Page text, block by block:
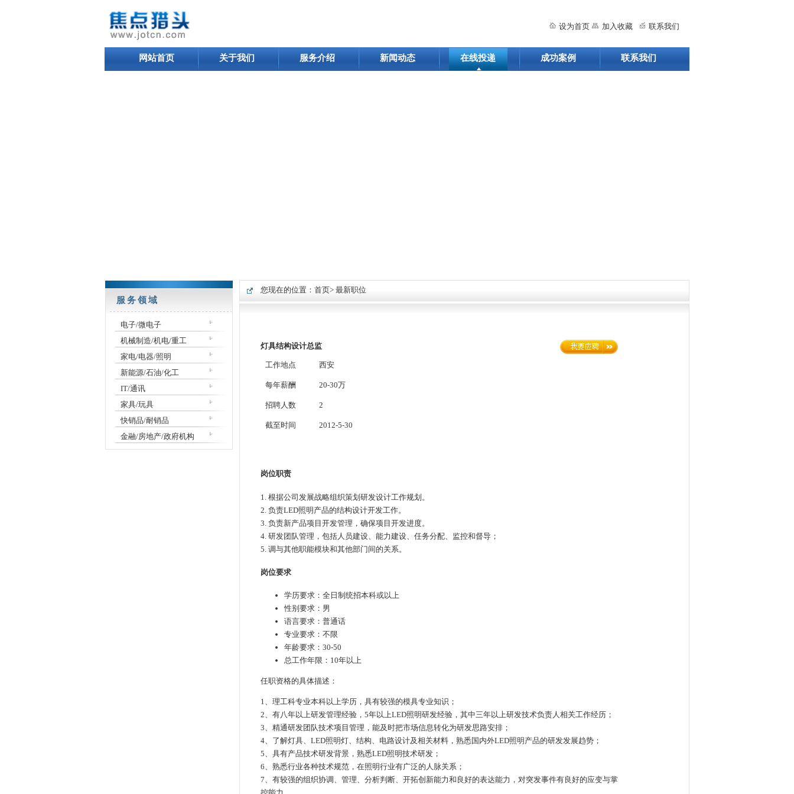
设为首页 加入收藏 联系我们
网站首页 关于我们 服务介绍 新闻动态 在线投递 成功案例 联系我们
服务领域
电子/微电子
机械制造/机电/重工
家电/电器/照明
新能源/石油/化工
IT/通讯
家具/玩具
快销品/耐销品
金融/房地产/政府机构
您现在的位置： 首页> 最新职位
灯具结构设计总监
工作地点 西安
每年薪酬 20-30万
招聘人数 2
截至时间 2012-5-30
岗位职责
1. 根据公司发展战略组织策划研发设计工作规划。
2. 负责LED照明产品的结构设计开发工作。
3. 负责新产品项目开发管理，确保项目开发进度。
4. 研发团队管理，包括人员建设、能力建设、任务分配、监控和督导；
5. 调与其他职能模块和其他部门间的关系。
岗位要求
学历要求：全日制统招本科或以上
性别要求：男
语言要求：普通话
专业要求：不限
年龄要求：30-50
总工作年限：10年以上
任职资格的具体描述：
1、理工科专业本科以上学历，具有较强的模具专业知识；
2、有八年以上研发管理经验，5年以上LED照明研发经验，其中三年以上研发技术负责人相关工作经历；
3、精通研发团队技术项目管理，能及时把市场信息转化为研发思路安排；
4、了解灯具、LED照明灯、结构、电路设计及相关材料，熟悉国内外LED照明产品的研发发展趋势；
5、具有产品技术研发背景，熟悉LED照明技术研发；
6、熟悉行业各种技术规范，在照明行业有广泛的人脉关系；
7、有较强的组织协调、管理、分析判断、开拓创新能力和良好的表达能力，对突发事件有良好的应变与掌